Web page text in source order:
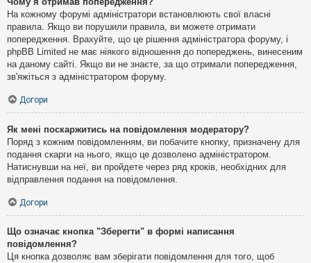
На кожному форумі адміністратори встановлюють свої власні
правила. Якщо ви порушили правила, ви можете отримати
попередження. Врахуйте, що це рішення адміністратора форуму, і
phpBB Limited не має ніякого відношення до попереджень, винесеним
на даному сайті. Якщо ви не знаєте, за що отримали попередження,
зв'яжіться з адміністратором форуму.
Догори
Як мені поскаржитись на повідомлення модератору?
Поряд з кожним повідомленням, ви побачите кнопку, призначену для
подання скарги на нього, якщо це дозволено адміністратором.
Натиснувши на неї, ви пройдете через ряд кроків, необхідних для
відправлення подання на повідомлення.
Догори
Що означає кнопка "Зберегти" в формі написання
повідомлення?
Ця кнопка дозволяє вам зберігати повідомлення для того, щоб